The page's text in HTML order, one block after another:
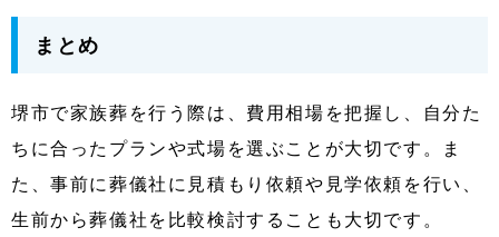
まとめ
堺市で家族葬を行う際は、費用相場を把握し、自分た
ちに合ったプランや式場を選ぶことが大切です。ま
た、事前に葬儀社に見積もり依頼や見学依頼を行い、
生前から葬儀社を比較検討することも大切です。